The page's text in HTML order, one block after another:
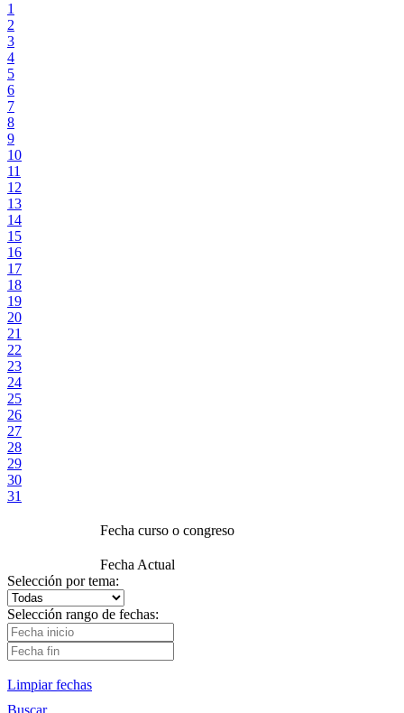
1
2
3
4
5
6
7
8
9
10
11
12
13
14
15
16
17
18
19
20
21
22
23
24
25
26
27
28
29
30
31
Fecha curso o congreso
Fecha Actual
Selección por tema:
Selección rango de fechas:
Limpiar fechas